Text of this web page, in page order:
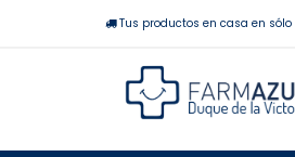
Tus productos en casa en